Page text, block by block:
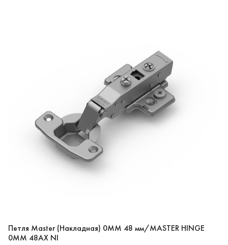
Петля Master (Накладная) 0ММ 48 мм/MASTER HINGE
0MM 48AX NI